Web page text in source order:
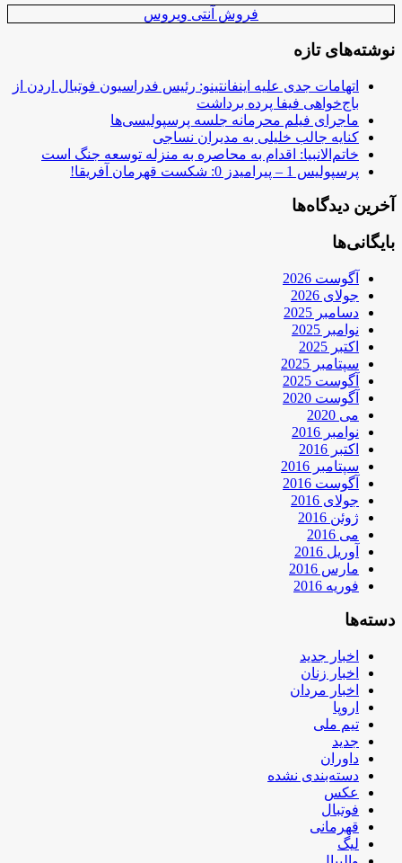
فروش آنتی ویروس
نوشته‌های تازه
اتهامات جدی علیه اینفانتینو: رئیس فدراسیون فوتبال اردن از
باج‌خواهی فیفا پرده برداشت
ماجرای فیلم محرمانه جلسه پرسپولیسی‌ها
کنایه جالب خلیلی به مدیران نساجی
خاتم‌الانبیا: اقدام به محاصره به منزله توسعه جنگ است
پرسپولیس 1 – پیرامیدز 0: شکست قهرمان آفریقا!
آخرین دیدگاه‌ها
بایگانی‌ها
آگوست 2026
جولای 2026
دسامبر 2025
نوامبر 2025
اکتبر 2025
سپتامبر 2025
آگوست 2025
آگوست 2020
می 2020
نوامبر 2016
اکتبر 2016
سپتامبر 2016
آگوست 2016
جولای 2016
ژوئن 2016
می 2016
آوریل 2016
مارس 2016
فوریه 2016
دسته‌ها
اخبار جدید
اخبار زنان
اخبار مردان
اروپا
تیم ملی
جدید
داوران
دسته‌بندی نشده
عکس
فوتبال
قهرمانی
لیگ